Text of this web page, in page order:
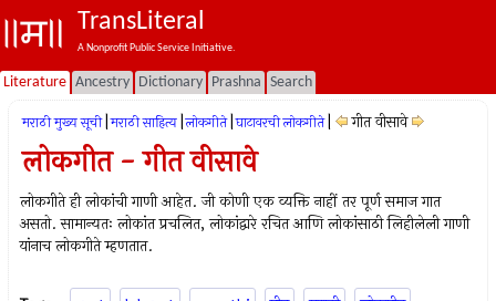
TransLiteral
A Nonprofit Public Service Initiative.
Literature Ancestry Dictionary Prashna Search
मराठी मुख्य सूची मराठी साहित्य लोकगीते घाटावरची लोकगीते गीत वीसावे
लोकगीत - गीत वीसावे
लोकगीते ही लोकांची गाणी आहेत. जी कोणी एक व्यक्ति नाहीं तर पूर्ण समाज गात
असतो. सामान्यतः लोकांत प्रचलित, लोकांद्वारे रचित आणि लोकांसाठी लिहीलेली गाणी
यांनाच लोकगीते म्हणतात.